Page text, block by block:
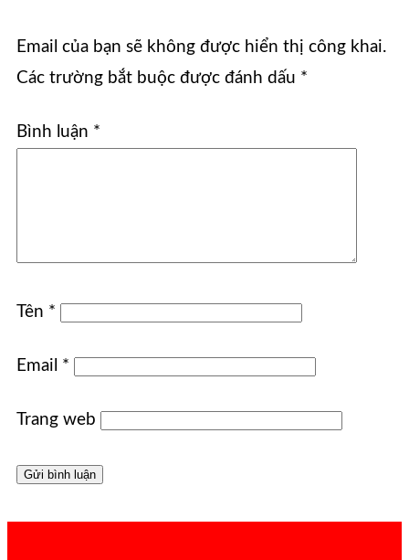
Email của bạn sẽ không được hiển thị công khai.
Các trường bắt buộc được đánh dấu *
Bình luận *
Tên *
Email *
Trang web